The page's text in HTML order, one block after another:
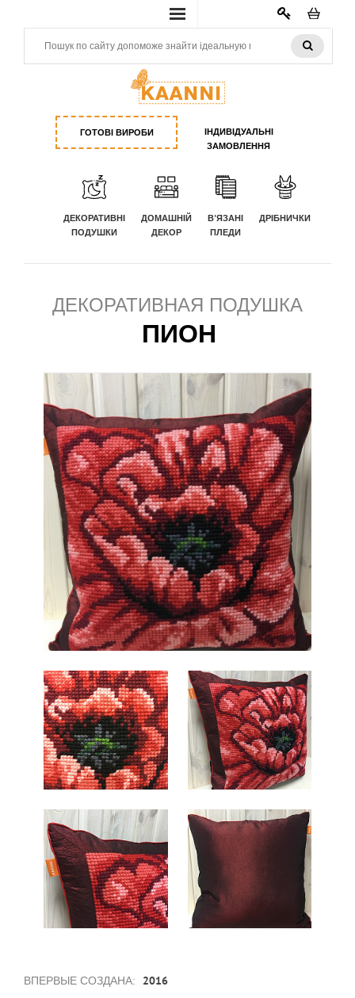
КАБИНЕТ
ГОТОВІ ВИРОБИ
ІНДИВІДУАЛЬНІ
ЗАМОВЛЕННЯ
ДЕКОРАТИВНІ
ПОДУШКИ
ДОМАШНІЙ
ДЕКОР
В'ЯЗАНІ
ПЛЕДИ
ДРІБНИЧКИ
ДЕКОРАТИВНАЯ ПОДУШКА
ПИОН
ВПЕРВЫЕ СОЗДАНА: 2016